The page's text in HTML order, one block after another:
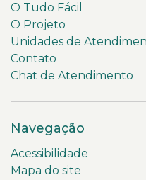
O Tudo Fácil
O Projeto
Unidades de
Contato
Chat de Atendimento
Navegação
Acessibilidade
Mapa do site